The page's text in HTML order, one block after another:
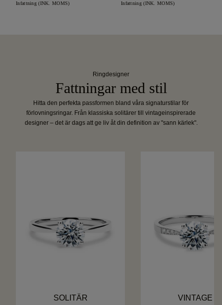
Infattning (INK. MOMS) Infattning (INK. MOMS)
Ringdesigner
Fattningar med stil
Hitta den perfekta passformen bland våra signaturstilar för
förlovningsringar. Från klassiska solitärer till vintageinspirerade
designer – det är dags att ge liv åt din definition av "sann kärlek".
SOLITÄR VINTAGE